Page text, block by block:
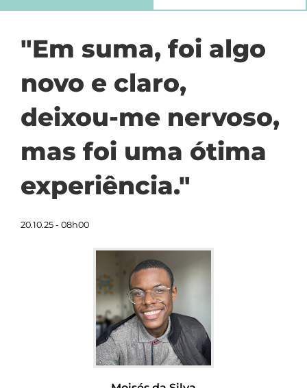
"Em suma, foi algo
novo e claro,
deixou-me nervoso,
mas foi uma ótima
experiência."
20.10.25 - 08h00